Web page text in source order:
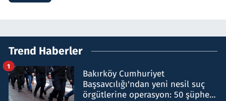
Trend Haberler
Bakırköy Cumhuriyet
Başsavcılığı'ndan yeni nesil suç
örgütlerine operasyon: 50 şüpheli
1